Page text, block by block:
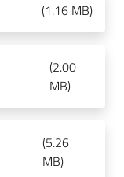
(1.16 MB)
(2.00
MB)
(5.26
MB)